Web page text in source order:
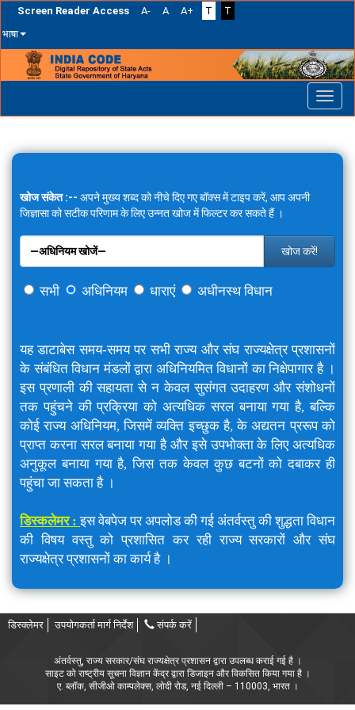
Screen Reader Access A- A A+ T
T
भाषा
navigation
खोज संकेत :-- अपने मुख्य शब्द को नीचे दिए गए बॉक्स में टाइप करें, आप अपनी
जिज्ञासा को सटीक परिणाम के लिए उन्नत खोज में फिल्टर कर सकते हैं ।
खोज करें!
सभी अधिनियम धाराएं अधीनस्थ विधान
यह डाटाबेस समय-समय पर सभी राज्य और संघ राज्यक्षेत्र प्रशासनों
के संबंधित विधान मंडलों द्वारा अधिनियमित विधानों का निक्षेपागार है ।
इस प्रणाली की सहायता से न केवल सुसंगत उदाहरण और संशोधनों
तक पहुंचने की प्रक्रिया को अत्यधिक सरल बनाया गया है, बल्कि
कोई राज्य अधिनियम, जिसमें व्यक्ति इच्छुक है, के अद्यतन प्ररूप को
प्राप्त करना सरल बनाया गया है और इसे उपभोक्ता के लिए अत्यधिक
अनुकूल बनाया गया है, जिस तक केवल कुछ बटनों को दबाकर ही
पहुंचा जा सकता है ।
डिस्कलेमर :इस वेबपेज पर अपलोड की गई अंतर्वस्तु की शुद्धता विधान
की विषय वस्तु को प्रशासित कर रही राज्य सरकारों और संघ
राज्यक्षेत्र प्रशासनों का कार्य है ।
डिस्क्लेमर उपयोगकर्ता मार्ग निर्देश संपर्क करें
अंतर्वस्तु, राज्य सरकार/संघ राज्यक्षेत्र प्रशासन द्वारा उपलब्ध कराई गई है ।
साइट को राष्ट्रीय सूचना विज्ञान केंद्र द्वारा डिजाइन और विकसित किया गया है ।
ए. ब्लॉक, सीजीओ काम्पलेक्स, लोदी रोड, नई दिल्ली – 110003, भारत ।